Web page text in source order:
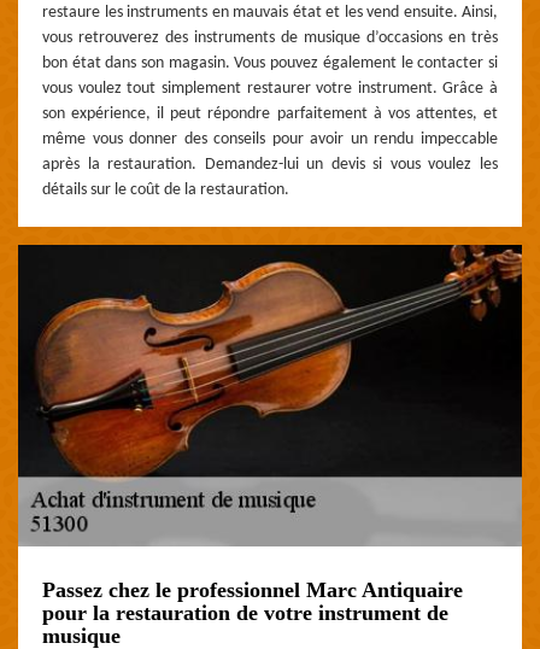
restaure les instruments en mauvais état et les vend ensuite. Ainsi,
vous retrouverez des instruments de musique d’occasions en très
bon état dans son magasin. Vous pouvez également le contacter si
vous voulez tout simplement restaurer votre instrument. Grâce à
son expérience, il peut répondre parfaitement à vos attentes, et
même vous donner des conseils pour avoir un rendu impeccable
après la restauration. Demandez-lui un devis si vous voulez les
détails sur le coût de la restauration.
Passez chez le professionnel Marc Antiquaire
pour la restauration de votre instrument de
musique